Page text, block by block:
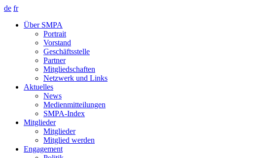
de fr
Über SMPA
Portrait
Vorstand
Geschäftsstelle
Partner
Mitgliedschaften
Netzwerk und Links
Aktuelles
News
Medienmitteilungen
SMPA-Index
Mitglieder
Mitglieder
Mitglied werden
Engagement